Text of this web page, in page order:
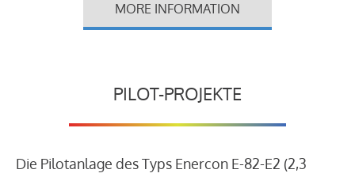
MORE INFORMATION
PILOT-PROJEKTE
Die Pilotanlage des Typs Enercon E-82-E2 (2,3